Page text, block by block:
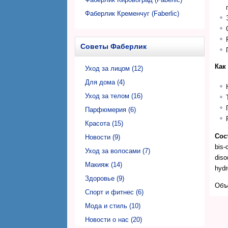
Фаберлик Кременчуг (Faberlic)
Фаберлик Николаев (Faberlic)
Фаберлик Никополь (Faberlic)
Фаберлик Одесса (Faberlic)
Фаберлик Полтава (Faberlic)
Фаберлик Ровно (Faberlic)
Фаберлик Сумы (Faberlic)
Фаберлик Тернополь (Faberlic)
Фаберлик Ужгород (Faberlic)
Фаберлик Харьков (Faberlic)
Фаберлик Херсон (Faberlic)
Фаберлик Хмельницкий (Faberlic)
Фаберлик Черкассы (Faberlic)
Советы Фаберлик
Уход за лицом (12)
Для дома (4)
Уход за телом (16)
Парфюмерия (6)
Красота (15)
Новости (9)
Уход за волосами (7)
Макияж (14)
Здоровье (9)
Спорт и фитнес (6)
Мода и стиль (10)
Новости о нас (20)
Как
bis-